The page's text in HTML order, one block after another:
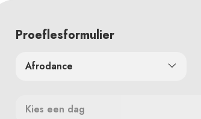
Proeflesformulier
Afrodance
Kies een dag